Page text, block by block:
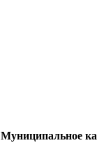
Муниципальное